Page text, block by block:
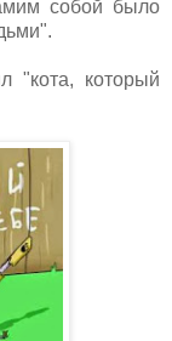
собой было
"кота, который